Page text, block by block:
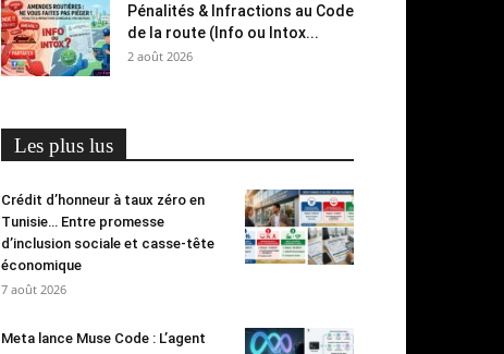
Pénalités & Infractions au Code
de la route (Info ou Intox...
2 août 2026
Les plus lus
Crédit d’honneur à taux zéro en
Tunisie… Entre promesse
d’inclusion sociale et casse-tête
économique
7 août 2026
Meta lance Muse Code : L’agent